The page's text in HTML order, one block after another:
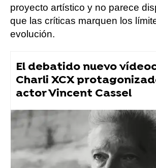
proyecto artístico y no parece
que las críticas marquen los
evolución.
El debatido nuevo
Charli XCX
actor Vincent Cassel
Flooxer Now » Música